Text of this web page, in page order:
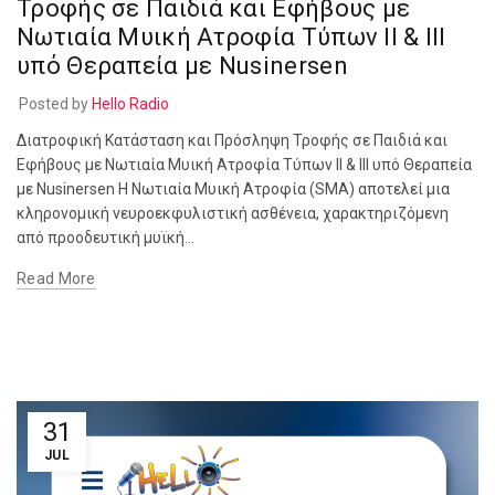
Τροφής σε Παιδιά και Εφήβους με
Νωτιαία Μυική Ατροφία Τύπων ΙΙ & ΙΙΙ
υπό Θεραπεία με Nusinersen
Posted by Hello Radio
Διατροφική Κατάσταση και Πρόσληψη Τροφής σε Παιδιά και
Εφήβους με Νωτιαία Μυική Ατροφία Τύπων ΙΙ & ΙΙΙ υπό Θεραπεία
με Nusinersen Η Νωτιαία Μυική Ατροφία (SMA) αποτελεί μια
κληρονομική νευροεκφυλιστική ασθένεια, χαρακτηριζόμενη
από προοδευτική μυϊκή...
Read More
31
JUL